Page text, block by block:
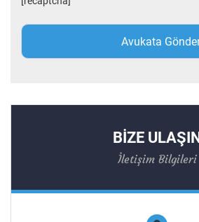
BİZE ULAŞIN
İletişim Bilgileri